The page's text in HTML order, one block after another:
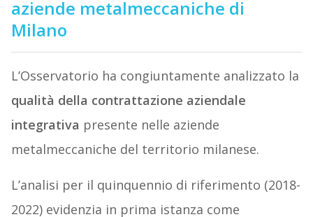
aziende metalmeccaniche di
Milano
L’Osservatorio ha congiuntamente analizzato la
qualità della contrattazione aziendale
integrativa presente nelle aziende
metalmeccaniche del territorio milanese.
L’analisi per il quinquennio di riferimento (2018-
2022) evidenzia in prima istanza come